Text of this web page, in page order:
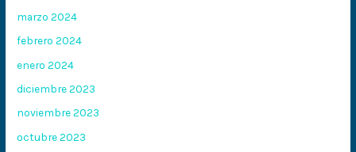
marzo 2024
febrero 2024
enero 2024
diciembre 2023
noviembre 2023
octubre 2023